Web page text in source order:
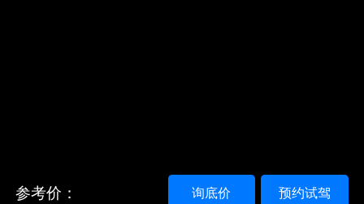
参考价： 预约试驾
询底价